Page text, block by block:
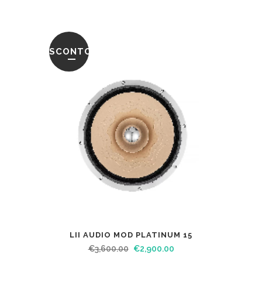
SCONTO
LII AUDIO MOD PLATINUM 15
€3,600.00 €2,900.00